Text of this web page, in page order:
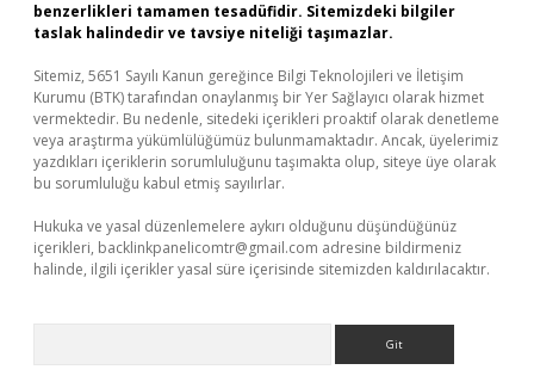
benzerlikleri tamamen tesadüfidir. Sitemizdeki bilgiler
taslak halindedir ve tavsiye niteliği taşımazlar.
Sitemiz, 5651 Sayılı Kanun gereğince Bilgi Teknolojileri ve İletişim
Kurumu (BTK) tarafından onaylanmış bir Yer Sağlayıcı olarak hizmet
vermektedir. Bu nedenle, sitedeki içerikleri proaktif olarak denetleme
veya araştırma yükümlülüğümüz bulunmamaktadır. Ancak, üyelerimiz
yazdıkları içeriklerin sorumluluğunu taşımakta olup, siteye üye olarak
bu sorumluluğu kabul etmiş sayılırlar.
Hukuka ve yasal düzenlemelere aykırı olduğunu düşündüğünüz
içerikleri, backlinkpanelicomtr@gmail.com adresine bildirmeniz
halinde, ilgili içerikler yasal süre içerisinde sitemizden kaldırılacaktır.